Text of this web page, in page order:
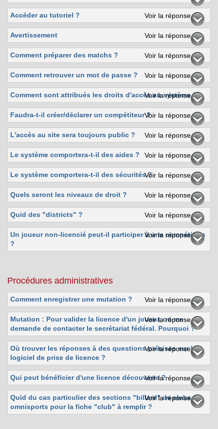
Accéder au tutoriel ? Voir la réponse
Avertissement Voir la réponse
Comment préparer des matchs ? Voir la réponse
Comment retrouver un mot de passe ? Voir la réponse
Comment sont attribués les droits d'accès au système ?
Voir la réponse
Faudra-t-il créer/déclarer un compétiteur ?Voir la réponse
L'accès au site sera toujours public ? Voir la réponse
Le système comportera-t-il des aides ? Voir la réponse
Le système comportera-t-il des sécurités ?Voir la réponse
Quels seront les niveaux de droit ? Voir la réponse
Quid des "districts" ? Voir la réponse
Un joueur non-licencié peut-il participer à une compétition
?
Voir la réponse
Procédures administratives
Comment enregistrer une mutation ? Voir la réponse
Mutation : Pour valider la licence d'un joueur, on me
demande de contacter le secrétariat fédéral. Pourquoi ?
Voir la réponse
Où trouver les réponses à des questions précises sur le
logiciel de prise de licence ?
Voir la réponse
Qui peut bénéficier d'une licence découverte ?Voir la réponse
Quid du cas particulier des sections "billard" de clubs
omnisports pour la fiche "club" à remplir ?
Voir la réponse